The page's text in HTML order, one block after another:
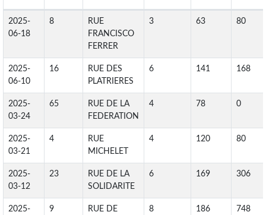
2025-
06-18
8
RUE
FRANCISCO
FERRER
3 63 80
2025-
06-10
16
RUE DES
PLATRIERES
6 141 168
2025-
03-24
65
RUE DE LA
FEDERATION
4 78 0
2025-
03-21
4
RUE
MICHELET
4 120 80
2025-
03-12
23
RUE DE LA
SOLIDARITE
6 169 306
2025-
9
RUE DE
8 186 748